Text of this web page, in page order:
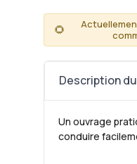
🌻
Description
Un ouvrage
conduire